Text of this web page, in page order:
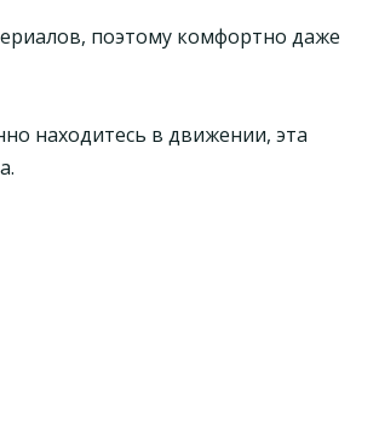
поэтому комфортно даже
находитесь в движении, эта